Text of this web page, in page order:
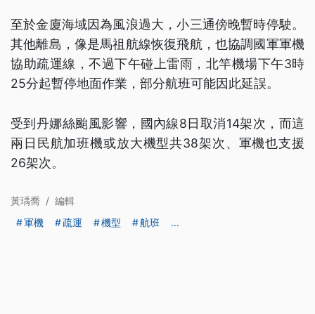
至於金廈海域因為風浪過大，小三通傍晚暫時停駛。
其他離島，像是馬祖航線恢復飛航，也協調國軍軍機
協助疏運線，不過下午碰上雷雨，北竿機場下午3時
25分起暫停地面作業，部分航班可能因此延誤。
受到丹娜絲颱風影響，國內線8日取消14架次，而這
兩日民航加班機或放大機型共38架次、軍機也支援
26架次。
黃瑀喬 / 編輯
軍機
疏運 機型 航班 ...